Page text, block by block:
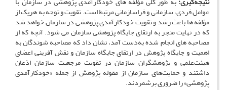
عوامل فردی، سازمانی و فراسازمانی مرتبط است. تقویت و توجه به هریک از
مؤلفه­ ها باعث رشد و تقویت خودکارآمدی پژوهشی در سازمان خواهد شد
که در نهایت منجر به ارتقای جایگاه پژوهشی سازمان می ­شود. آنچه که از
مصاحبه ­های انجام ­شده به‌دست آمد، نشان داد که مصاحبه ­شوندگان به
اهمیت و جایگاه پژوهش در ارتقای جایگاه سازمان و نقش ­آفرینی اعضای
هیئت‌علمی و پژوهشگران سازمان در تقویت مرجعیت سازمان اذعان
داشتند و حمایت‌های سازمان از مقوله پژوهش از جمله «خودکارآمدی
پژوهشی» را ضروری برشمردند.